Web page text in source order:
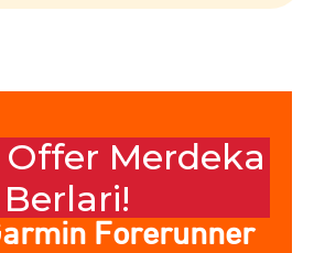
Merdeka
Berlari!
Forerunner